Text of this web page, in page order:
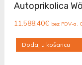
Autoprikolica
11.588,40€ bez PDV-a.
Dodaj u košaricu